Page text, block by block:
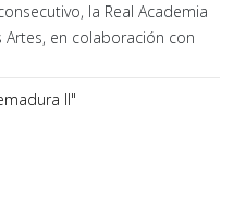
la Real Academia
en colaboración con
II"